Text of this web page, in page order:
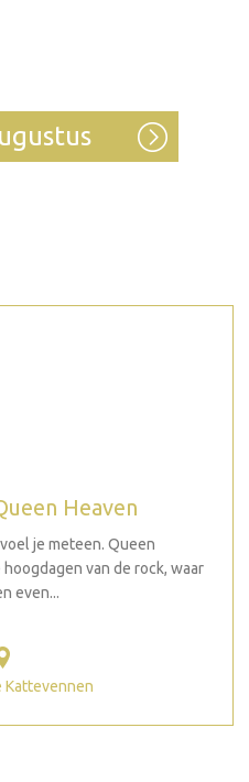
Heaven
je meteen. Queen
van de rock, waar
even...
Kattevennen